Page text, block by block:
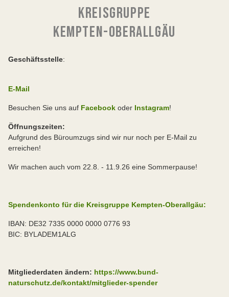
KREISGRUPPE
KEMPTEN-OBERALLGÄU
Geschäftsstelle:
E-Mail
Besuchen Sie uns auf Facebook oder Instagram!
Öffnungszeiten:
Aufgrund des Büroumzugs sind wir nur noch per E-Mail zu
erreichen!
Wir machen auch vom 22.8. - 11.9.26 eine Sommerpause!
Spendenkonto für die Kreisgruppe Kempten-Oberallgäu:
IBAN: DE32 7335 0000 0000 0776 93
BIC: BYLADEM1ALG
Mitgliederdaten ändern: https://www.bund-
naturschutz.de/kontakt/mitglieder-spender